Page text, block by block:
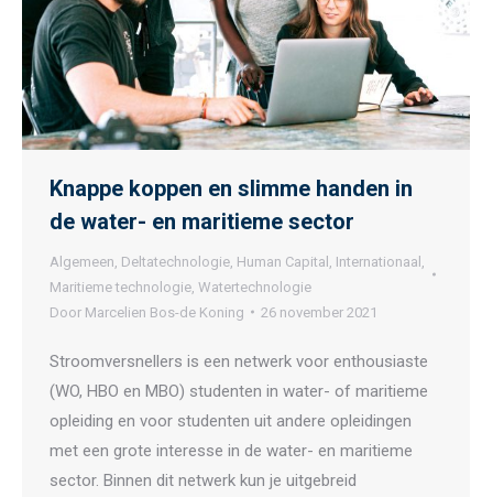
Knappe koppen en slimme handen in
de water- en maritieme sector
Algemeen Deltatechnologie Human Capital Internationaal
Maritieme technologie Watertechnologie
Door Marcelien Bos-de Koning 26 november 2021
Stroomversnellers is een netwerk voor enthousiaste
(WO, HBO en MBO) studenten in water- of maritieme
opleiding en voor studenten uit andere opleidingen
met een grote interesse in de water- en maritieme
sector. Binnen dit netwerk kun je uitgebreid